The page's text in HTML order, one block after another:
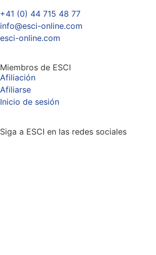
+41 (0) 44 715 48 77
info@esci-online.com
esci-online.com
Miembros de ESCI
Afiliación
Afiliarse
Inicio de sesión
Siga a ESCI en las redes sociales